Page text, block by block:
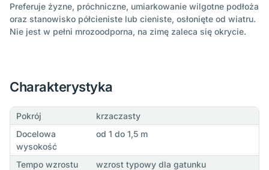
Preferuje żyzne, próchniczne, umiarkowanie wilgotne podłoża
oraz stanowisko półcieniste lub cieniste, osłonięte od wiatru.
Nie jest w pełni mrozoodporna, na zimę zaleca się okrycie.
Charakterystyka
Pokrój
krzaczasty
Docelowa
wysokość
od 1 do 1,5 m
Tempo wzrostu
wzrost typowy dla gatunku